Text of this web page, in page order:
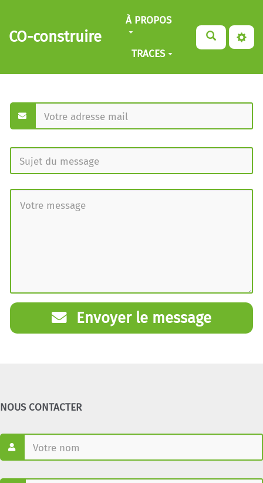
Aller au contenu principal
CO-construire
À PROPOS
TRACES
Envoyer le message
NOUS CONTACTER